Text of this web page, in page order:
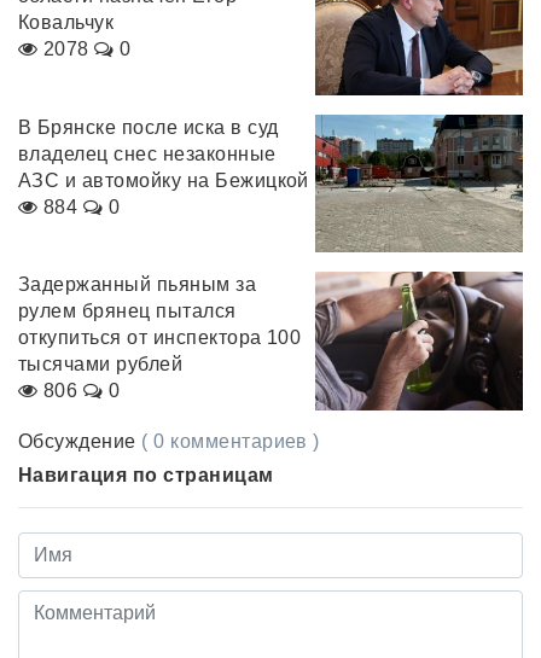
Ковальчук
2078
0
В Брянске после иска в суд
владелец снес незаконные
АЗС и автомойку на Бежицкой
884
0
Задержанный пьяным за
рулем брянец пытался
откупиться от инспектора 100
тысячами рублей
806
0
Обсуждение ( 0 комментариев )
Навигация по страницам